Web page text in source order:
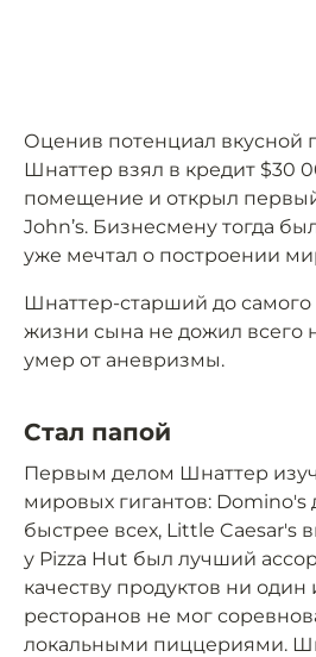
Оценив потенциал вкусной
Шнаттер взял в кредит $30
помещение и открыл
John’s. Бизнесмену тогда
уже мечтал о построении
Шнаттер-старший до
жизни сына не дожил всего
умер от аневризмы.
Стал папой
Первым делом Шнаттер
мировых гигантов: Domino's
быстрее всех, Little Caesar's
у Pizza Hut был лучший
качеству продуктов ни один
ресторанов не мог
локальными пиццериями.